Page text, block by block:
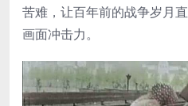
苦难，让百年前的战争岁月
画面冲击力。